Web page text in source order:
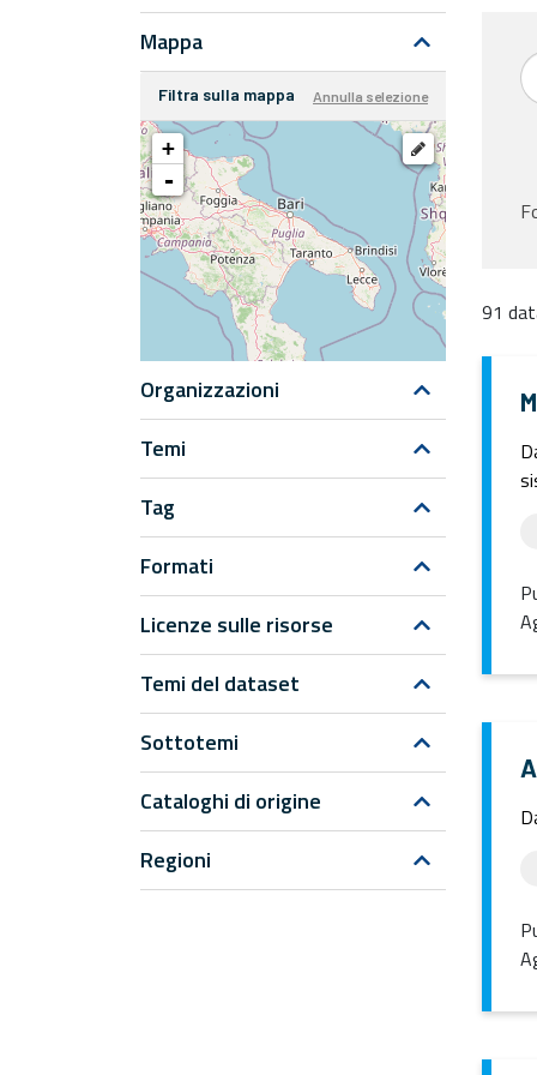
Mappa
Filtra sulla mappa Annulla selezione
+
-
Organizzazioni
Temi
Tag
Formati
Licenze sulle risorse
Temi del dataset
Sottotemi
Cataloghi di origine
Regioni
91